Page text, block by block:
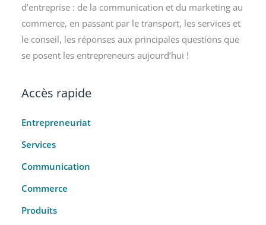
d’entreprise : de la communication et du marketing au
commerce, en passant par le transport, les services et
le conseil, les réponses aux principales questions que
se posent les entrepreneurs aujourd’hui !
Accès rapide
Entrepreneuriat
Services
Communication
Commerce
Produits